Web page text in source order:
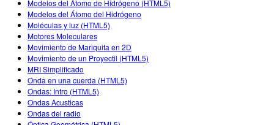
Modelos del Átomo de Hidrógeno (HTML5)
Modelos del Átomo del Hidrógeno
Moléculas y luz (HTML5)
Motores Moleculares
Movimiento de Mariquita en 2D
Movimiento de un Proyectil (HTML5)
MRI Simplificado
Onda en una cuerda (HTML5)
Ondas: Intro (HTML5)
Ondas Acusticas
Ondas del radio